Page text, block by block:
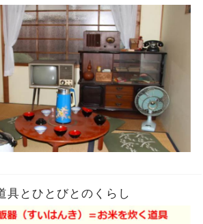
具とひとびとのくらし